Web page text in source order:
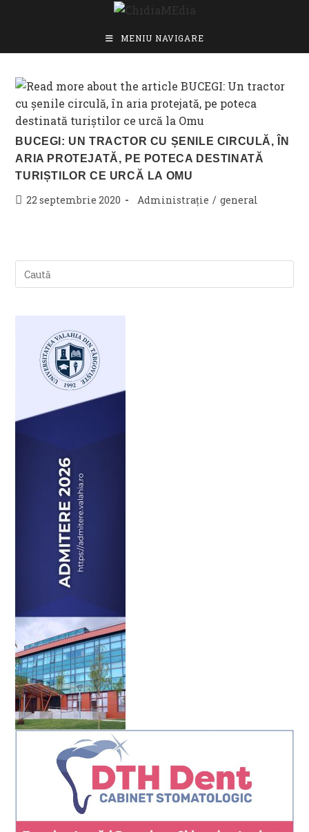
MENIU NAVIGARE
BUCEGI: UN TRACTOR CU ȘENILE CIRCULĂ, ÎN
ARIA PROTEJATĂ, PE POTECA DESTINATĂ
TURIȘTILOR CE URCĂ LA OMU
Post22 septembrie 2020
Post
Administrație / general